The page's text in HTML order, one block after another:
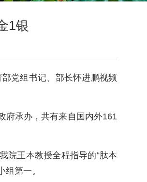
1银
党组书记、部长怀进鹏视频
府承办，共有来自国内外161
院王本教授全程指导的“肽本
第一。